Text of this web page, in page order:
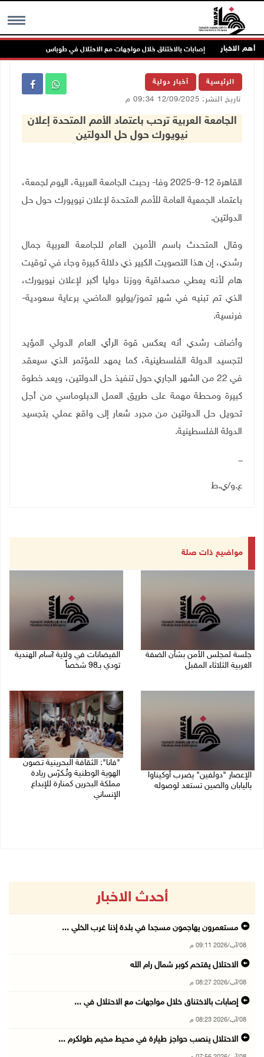
MENU أهم الاخبار إصابات بالاختناق خلال مواجهات مع الاحتلال في طوباس
الرئيسية أخبار دولية
تاريخ النشر: 12/09/2025 09:34 م
الجامعة العربية ترحب باعتماد الأمم المتحدة إعلان
نيويورك حول حل الدولتين
القاهرة 12-9-2025 وفا- رحبت الجامعة العربية، اليوم لجمعة،
باعتماد الجمعية العامة للأمم المتحدة لإعلان نيويورك حول حل
الدولتين.
وقال المتحدث باسم الأمين العام للجامعة العربية جمال
رشدي، إن هذا التصويت الكبير ذي دلالة كبيرة وجاء في توقيت
هام لأنه يعطي مصداقية ووزنا دوليا أكبر لإعلان نيويورك،
الذي تم تبنيه في شهر تموز/يوليو الماضي برعاية سعودية-
فرنسية.
وأضاف رشدي أنه يعكس قوة الرأي العام الدولي المؤيد
لتجسيد الدولة الفلسطينية، كما يمهد للمؤتمر الذي سيعقد
في 22 من الشهر الجاري حول تنفيذ حل الدولتين، ويعد خطوة
كبيرة ومحطة مهمة على طريق العمل الدبلوماسي من أجل
تحويل حل الدولتين من مجرد شعار إلى واقع عملي بتجسيد
الدولة الفلسطينية.
ـــ
ع.و/ي.ط
مواضيع ذات صلة
جلسة لمجلس الأمن بشأن الضفة
الغربية الثلاثاء المقبل
الفيضانات في ولاية آسام الهندية
تودي بـ98 شخصاً
الإعصار "دولفين" يضرب أوكيناوا
باليابان والصين تستعد لوصوله
"فانا": الثقافة البحرينية تـصون
الهوية الوطنية وتُـكرّس ريادة
مملكة البحرين كمنارة للإبداع
الإنساني
أحدث الاخبار
مستعمرون يهاجمون مسجدا في بلدة إذنا غرب الخلي ...
08/آب/2026 09:11 م
الاحتلال يقتحم كوبر شمال رام الله
08/آب/2026 08:27 م
إصابات بالاختناق خلال مواجهات مع الاحتلال في ...
08/آب/2026 08:23 م
الاحتلال ينصب حواجز طيارة في محيط مخيم طولكرم ...